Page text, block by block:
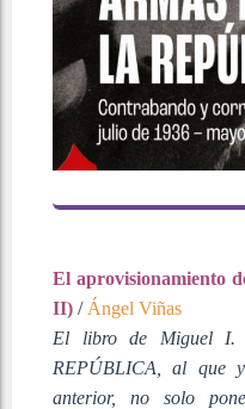
El aprovisionamiento
II) /Ángel Viñas
El libro de Miguel I.
REPÚBLICA, al que
anterior, no solo